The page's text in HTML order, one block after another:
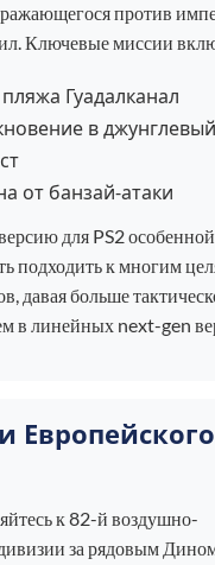
против
Ключевые миссии
Гуадалканал
в джунглевый
от банзай-атаки
для PS2
подходить к многим
давая больше
в линейных next-gen
Европейского
к 82-й воздушно-
за рядовым